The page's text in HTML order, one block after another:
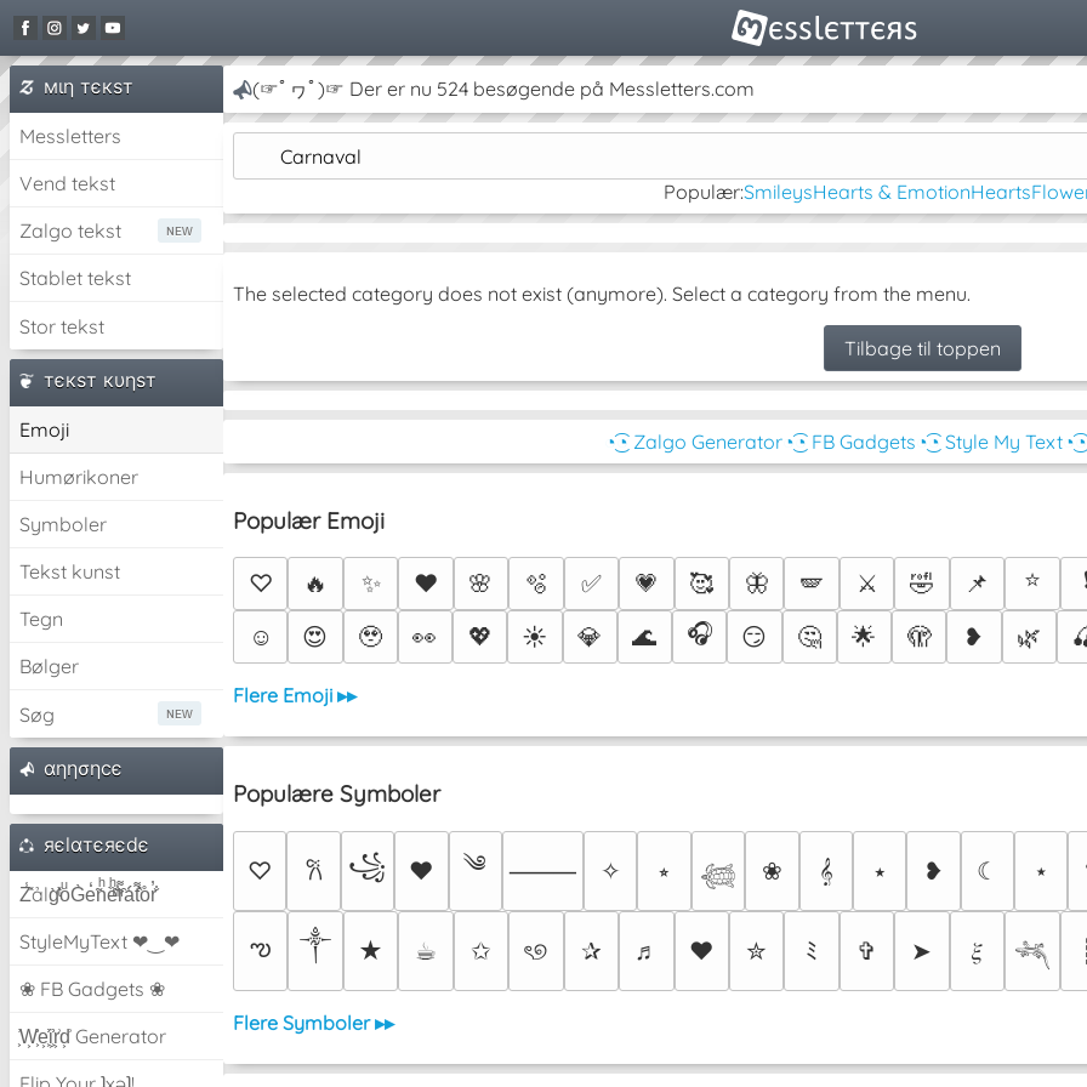
мιη тєкѕт
Messletters
Vend tekst
Zalgo tekst
Stablet tekst
Stor tekst
тєкѕт кυηѕт
Emoji
Humørikoner
Symboler
Tekst kunst
Tegn
Bølger
Søg
αηησηcє
яєlαтєяєdє
Z̾̽ảlg̀͐ͭ̽oͧG̀e̒̃nͪȅͪͫ̏̐r͌̑á͑t͌̑͛o̊r̓̐
StyleMyText ❤‿❤
❀ FB Gadgets ❀
͕͗W͕͕͗͗e͕͕͗͗i͕͕͗͗r͕͗d͕͗ Generator
(☞ﾟヮﾟ)☞ Der er nu 524 besøgende på Messletters.com
Carnaval
Populær:SmileysHearts & EmotionHearts
The selected category does not exist (anymore). Select a category from the menu.
Tilbage til toppen
◔͜͡◔ Zalgo Generator◔͜͡◔ FB Gadgets ◔͜͡◔ Style My Text
Populær Emoji
♡ 🔥 ✨ ❤️ 🌸 🫧 ✅ 💗 🥰 🦋 🪽 ⚔️ 🤣 📌 ⭐
☺️
😍 🥹 👀 💖 ☀️ 💎 🌊 🎧 😏 🤔 🌟 🫣 ❥ 🌿
Flere Emoji ▸▸
Populære Symboler
♡ 𐙚 ꧁ ♥ ༄ ⸻ ✧ ⭒ 𓆉 ❀ 𝄞 ⭑ ❥ ☾ ⋆
ఌ ༒︎ ★ ☕︎ ✩ ৎ୭ ✰ ♬ ❤ ✮ ﾐ ✞ ➤ 𝜉 𓆈 ┊
Flere Symboler ▸▸